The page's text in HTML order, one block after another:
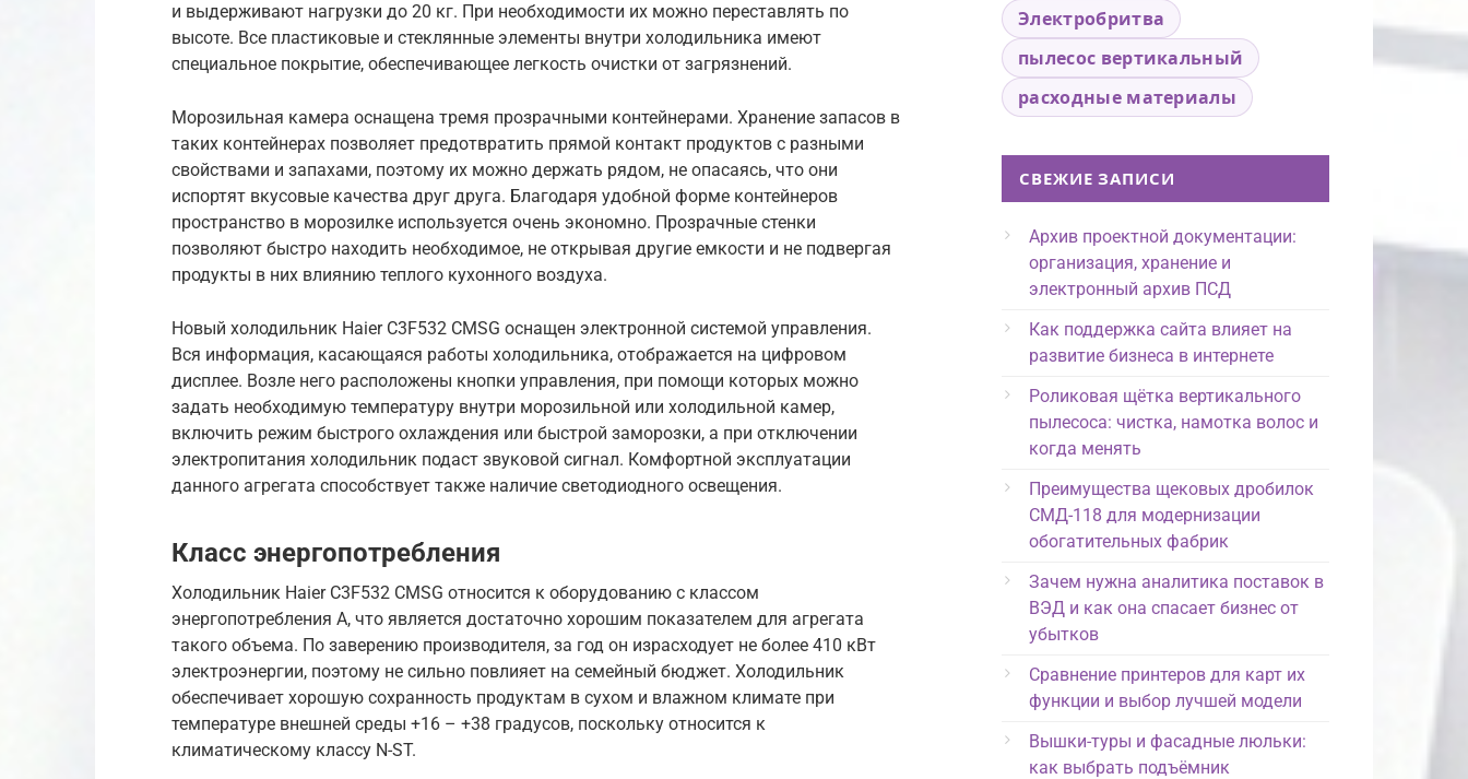
и выдерживают нагрузки до 20 кг. При необходимости их можно переставлять по
высоте. Все пластиковые и стеклянные элементы внутри холодильника имеют
специальное покрытие, обеспечивающее легкость очистки от загрязнений.
Морозильная камера оснащена тремя прозрачными контейнерами. Хранение запасов в
таких контейнерах позволяет предотвратить прямой контакт продуктов с разными
свойствами и запахами, поэтому их можно держать рядом, не опасаясь, что они
испортят вкусовые качества друг друга. Благодаря удобной форме контейнеров
пространство в морозилке используется очень экономно. Прозрачные стенки
позволяют быстро находить необходимое, не открывая другие емкости и не подвергая
продукты в них влиянию теплого кухонного воздуха.
Новый холодильник Haier C3F532 CMSG оснащен электронной системой управления.
Вся информация, касающаяся работы холодильника, отображается на цифровом
дисплее. Возле него расположены кнопки управления, при помощи которых можно
задать необходимую температуру внутри морозильной или холодильной камер,
включить режим быстрого охлаждения или быстрой заморозки, а при отключении
электропитания холодильник подаст звуковой сигнал. Комфортной эксплуатации
данного агрегата способствует также наличие светодиодного освещения.
Класс энергопотребления
Холодильник Haier C3F532 CMSG относится к оборудованию с классом
энергопотребления А, что является достаточно хорошим показателем для агрегата
такого объема. По заверению производителя, за год он израсходует не более 410 кВт
электроэнергии, поэтому не сильно повлияет на семейный бюджет. Холодильник
обеспечивает хорошую сохранность продуктам в сухом и влажном климате при
температуре внешней среды +16 – +38 градусов, поскольку относится к
климатическому классу N-ST.
Электробритва
пылесос вертикальный
расходные материалы
СВЕЖИЕ ЗАПИСИ
Архив проектной документации:
организация, хранение и
электронный архив ПСД
Как поддержка сайта влияет на
развитие бизнеса в интернете
Роликовая щётка вертикального
пылесоса: чистка, намотка волос и
когда менять
Преимущества щековых дробилок
СМД-118 для модернизации
обогатительных фабрик
Зачем нужна аналитика поставок в
ВЭД и как она спасает бизнес от
убытков
Сравнение принтеров для карт их
функции и выбор лучшей модели
Вышки-туры и фасадные люльки:
как выбрать подъёмник